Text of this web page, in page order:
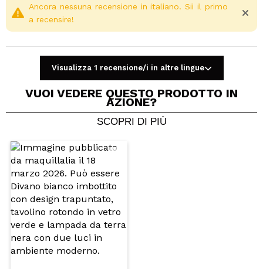
Condividi un video o una foto
Consiglieresti questo acquisto?
INVIA
Ancora nessuna recensione in italiano. Sii il primo
a recensire!
Visualizza 1 recensione/i in altre lingue
VUOI VEDERE QUESTO PRODOTTO IN
AZIONE?
SCOPRI DI PIÙ